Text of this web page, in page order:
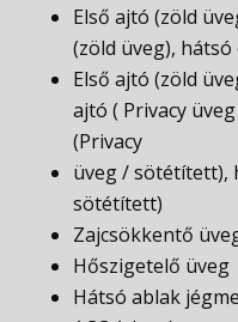
Első ajtó (zöld
(zöld üveg),
Első ajtó (zöld
ajtó ( Privacy
(Privacy
üveg / sötétített),
sötétített)
Zajcsökkentő
Hőszigetelő üveg
Hátsó ablak